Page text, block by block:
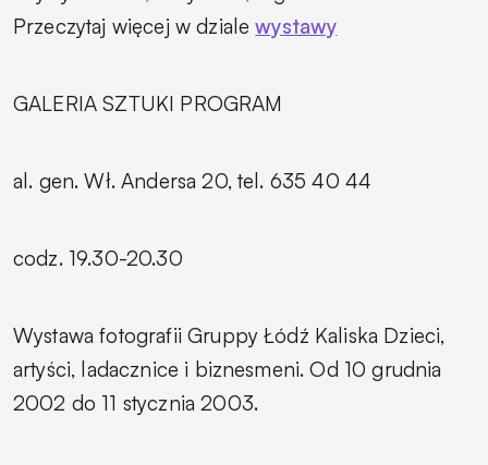
Przeczytaj więcej w dzialewystawy
GALERIA SZTUKI PROGRAM
al. gen. Wł. Andersa 20, tel. 635 40 44
codz. 19.30-20.30
Wystawa fotografii Gruppy Łódź Kaliska Dzieci,
artyści, ladacznice i biznesmeni. Od 10 grudnia
2002 do 11 stycznia 2003.